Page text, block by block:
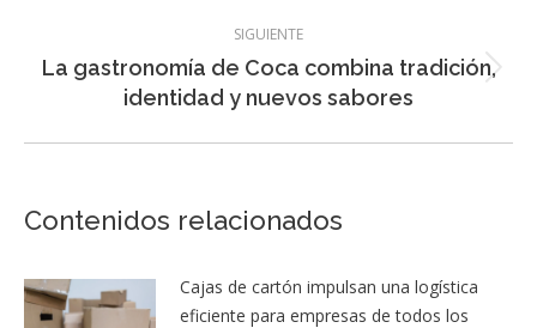
SIGUIENTE
Entrada
siguiente:
La gastronomía de Coca combina tradición,
identidad y nuevos sabores
Contenidos relacionados
Cajas de cartón impulsan una logística
eficiente para empresas de todos los